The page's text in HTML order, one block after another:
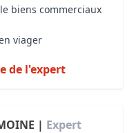
biens commerciaux
viager
de l'expert
| Expert